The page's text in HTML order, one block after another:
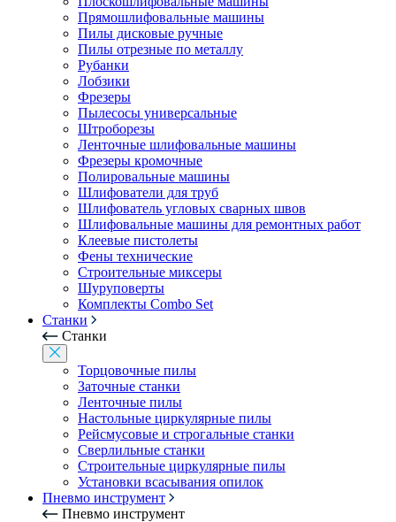
Прямошлифовальные машины
Пилы дисковые ручные
Пилы отрезные по металлу
Рубанки
Лобзики
Фрезеры
Пылесосы универсальные
Штроборезы
Ленточные шлифовальные машины
Фрезеры кромочные
Полировальные машины
Шлифователи для труб
Шлифователь угловых сварных швов
Шлифовальные машины для ремонтных работ
Клеевые пистолеты
Фены технические
Строительные миксеры
Шуруповерты
Комплекты Combo Set
Станки
Станки
Торцовочные пилы
Заточные станки
Ленточные пилы
Настольные циркулярные пилы
Рейсмусовые и строгальные станки
Сверлильные станки
Строительные циркулярные пилы
Установки всасывания опилок
Пневмо инструмент
Пневмо инструмент